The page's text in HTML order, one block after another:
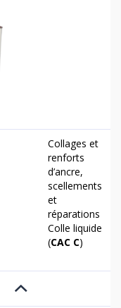
Collages et
renforts
d’ancre,
scellements
et
réparations
Colle liquide
(CAC C)